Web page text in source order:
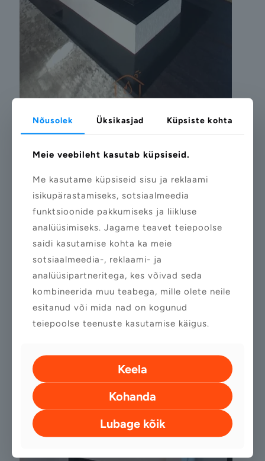
Lae juurde
Nõusolek Üksikasjad Küpsiste kohta
Meie veebileht kasutab küpsiseid.
Me kasutame küpsiseid sisu ja reklaami
isikupärastamiseks, sotsiaalmeedia
funktsioonide pakkumiseks ja liikluse
analüüsimiseks. Jagame teavet teiepoolse
saidi kasutamise kohta ka meie
sotsiaalmeedia-, reklaami- ja
analüüsipartneritega, kes võivad seda
kombineerida muu teabega, mille olete neile
esitanud või mida nad on kogunud
teiepoolse teenuste kasutamise käigus.
Keela
Kohanda
Lubage kõik